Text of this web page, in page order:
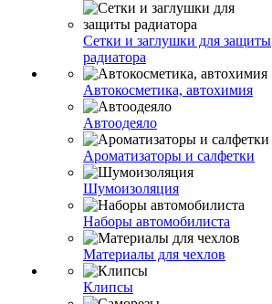
Сетки и заглушки для защиты
радиатора
Автокосметика, автохимия
Автоодеяло
Ароматизаторы и салфетки
Шумоизоляция
Наборы автомобилиста
Материалы для чехлов
Клипсы